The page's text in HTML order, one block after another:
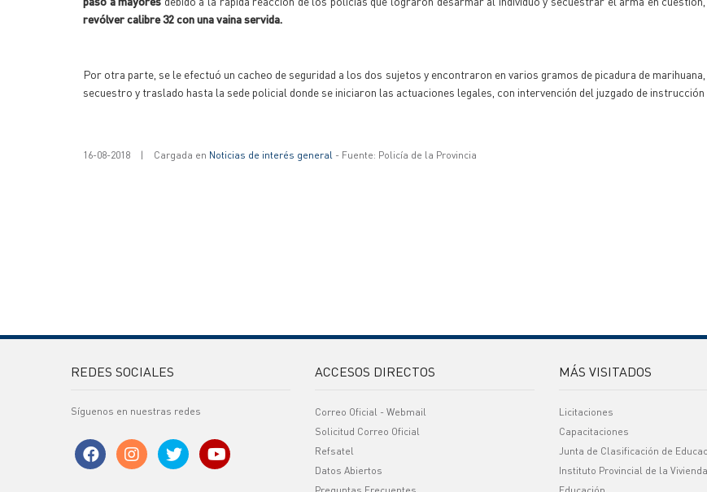
revólver calibre 32 con una vaina servida.
Por otra parte, se le efectuó un cacheo de seguridad a los dos sujetos y encontraron en varios gramos de picadura de
secuestro y traslado hasta la sede policial donde se iniciaron las actuaciones legales, con intervención del juzgado de instrucción
16-08-2018 | Cargada en Noticias de interés general - Fuente: Policía de la Provincia
REDES SOCIALES
Síguenos en nuestras redes
ACCESOS DIRECTOS
Correo Oficial - Webmail
Solicitud Correo Oficial
Refsatel
Datos Abiertos
MÁS VISITADOS
Licitaciones
Capacitaciones
Junta de Clasificación de
Instituto Provincial de la Vivienda